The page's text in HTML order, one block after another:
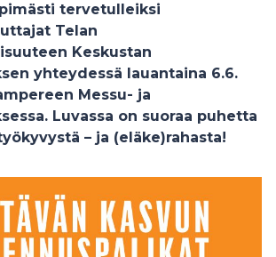
tervetulleiksi
Telan
Keskustan
yhteydessä lauantaina 6.6.
Messu- ja
Luvassa on suoraa puhetta
– ja (eläke)rahasta!